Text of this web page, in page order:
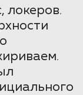
локеров.